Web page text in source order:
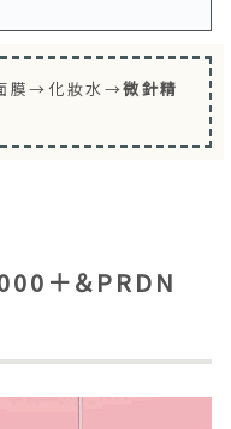
膜→化妝水→微針精
＋＆PRDN